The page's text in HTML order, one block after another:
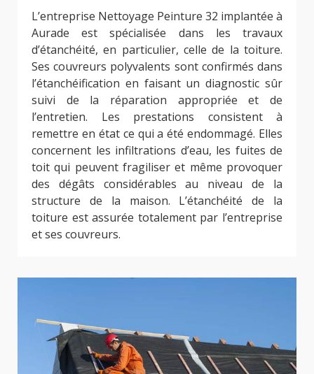
L’entreprise Nettoyage Peinture 32 implantée à
Aurade est spécialisée dans les travaux
d’étanchéité, en particulier, celle de la toiture.
Ses couvreurs polyvalents sont confirmés dans
l’étanchéification en faisant un diagnostic sûr
suivi de la réparation appropriée et de
l’entretien. Les prestations consistent à
remettre en état ce qui a été endommagé. Elles
concernent les infiltrations d’eau, les fuites de
toit qui peuvent fragiliser et même provoquer
des dégâts considérables au niveau de la
structure de la maison. L’étanchéité de la
toiture est assurée totalement par l’entreprise
et ses couvreurs.